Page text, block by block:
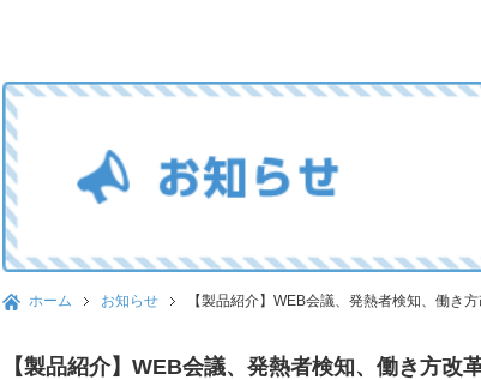
ホーム お知らせ 【製品紹介】WEB会議、発熱者検知、働き
【製品紹介】WEB会議、発熱者検知、働き方改